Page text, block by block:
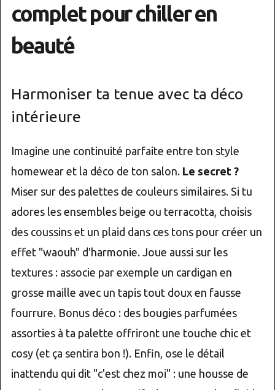
complet pour chiller en
beauté
Harmoniser ta tenue avec ta déco
intérieure
Imagine une continuité parfaite entre ton style
homewear et la déco de ton salon. Le secret ?
Miser sur des palettes de couleurs similaires. Si tu
adores les ensembles beige ou terracotta, choisis
des coussins et un plaid dans ces tons pour créer un
effet "waouh" d'harmonie. Joue aussi sur les
textures : associe par exemple un cardigan en
grosse maille avec un tapis tout doux en fausse
fourrure. Bonus déco : des bougies parfumées
assorties à ta palette offriront une touche chic et
cosy (et ça sentira bon !). Enfin, ose le détail
inattendu qui dit "c'est chez moi" : une housse de